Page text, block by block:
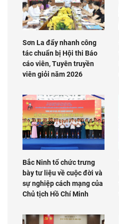
Sơn La đẩy nhanh công
tác chuẩn bị Hội thi Báo
cáo viên, Tuyên truyền
viên giỏi năm 2026
Bắc Ninh tổ chức trưng
bày tư liệu về cuộc đời và
sự nghiệp cách mạng của
Chủ tịch Hồ Chí Minh